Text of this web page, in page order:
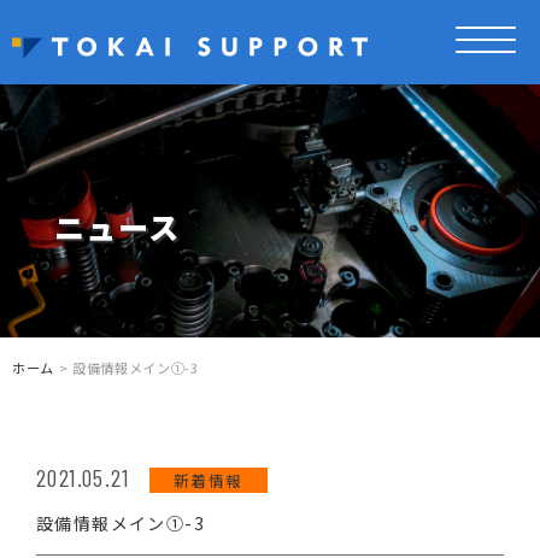
ニュース
ホーム > 設備情報メイン①-3
2021.05.21 新着情報
設備情報メイン①-3